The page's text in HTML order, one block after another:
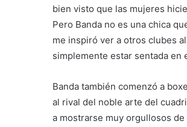
bien visto que las mujeres
Pero Banda no es una chica
me inspiró ver a otros clubes
simplemente estar sentada en
Banda también comenzó a
al rival del noble arte del
a mostrarse muy orgullosos de